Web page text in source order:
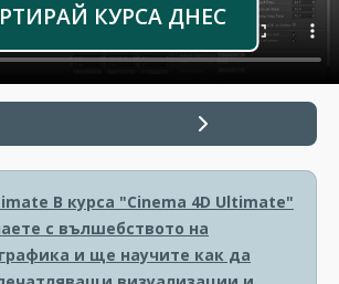
КУРСА ДНЕС
В курса "Cinema 4D Ultimate"
с вълшебството на
и ще научите как да